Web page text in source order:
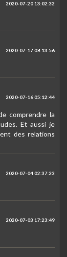
2020-07-20 13:02:32
2020-07-17 08:13:56
2020-07-16 05:12:44
comprendre la
Et aussi je
des relations
2020-07-04 02:37:23
2020-07-03 17:23:49